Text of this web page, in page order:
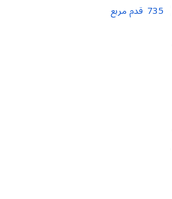
735 قدم مربع